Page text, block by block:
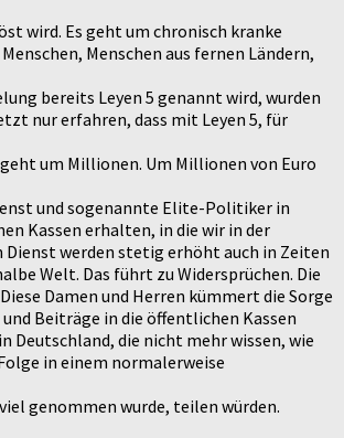
wird. Es geht um chronisch kranke
Menschen aus fernen Ländern,
bereits Leyen 5 genannt wird, wurden
nur erfahren, dass mit Leyen 5, für
um Millionen. Um Millionen von Euro
und sogenannte Elite-Politiker in
Kassen erhalten, in die wir in der
werden stetig erhöht auch in Zeiten
Welt. Das führt zu Widersprüchen. Die
Damen und Herren kümmert die Sorge
Beiträge in die öffentlichen Kassen
Deutschland, die nicht mehr wissen, wie
in einem normalerweise
genommen wurde, teilen würden.